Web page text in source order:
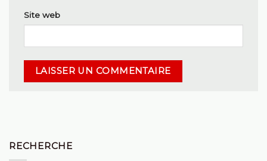
Site web
RECHERCHE